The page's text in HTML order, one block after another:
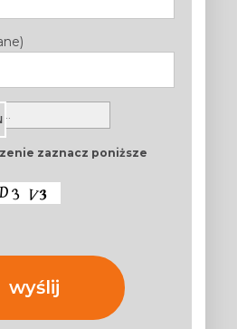
zaznacz poniższe